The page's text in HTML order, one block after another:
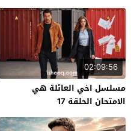
02:09:56
مسلسل اخي العائلة هي
الامتحان الحلقة 17